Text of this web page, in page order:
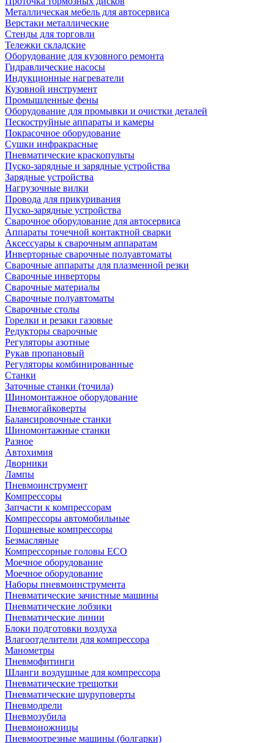
Металлическая мебель для автосервиса
Верстаки металлические
Стенды для торговли
Тележки складские
Оборудование для кузовного ремонта
Гидравлические насосы
Индукционные нагреватели
Кузовной инструмент
Промышленные фены
Оборудование для промывки и очистки деталей
Пескоструйные аппараты и камеры
Покрасочное оборудование
Сушки инфракрасные
Пневматические краскопульты
Пуско-зарядные и зарядные устройства
Зарядные устройства
Нагрузочные вилки
Провода для прикуривания
Пуско-зарядные устройства
Сварочное оборудование для автосервиса
Аппараты точечной контактной сварки
Аксессуары к сварочным аппаратам
Инверторные сварочные полуавтоматы
Сварочные аппараты для плазменной резки
Сварочные инверторы
Сварочные материалы
Сварочные полуавтоматы
Сварочные столы
Горелки и резаки газовые
Редукторы сварочные
Регуляторы азотные
Рукав пропановый
Регуляторы комбинированные
Станки
Заточные станки (точила)
Шиномонтажное оборудование
Пневмогайковерты
Балансировочные станки
Шиномонтажные станки
Разное
Автохимия
Дворники
Лампы
Пневмоинструмент
Компрессоры
Запчасти к компрессорам
Компрессоры автомобильные
Поршневые компрессоры
Безмасляные
Компрессорные головы ECO
Моечное оборудование
Моечное оборудование
Наборы пневмоинструмента
Пневматические зачистные машины
Пневматические лобзики
Пневматические линии
Блоки подготовки воздуха
Влагоотделители для компрессора
Манометры
Пневмофитинги
Шланги воздушные для компрессора
Пневматические трещотки
Пневматические шуруповерты
Пневмодрели
Пневмозубила
Пневмоножницы
Пневмоотрезные машины (болгарки)